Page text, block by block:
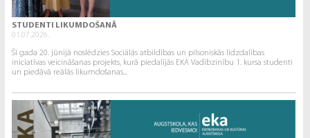
STUDENTI LIKUMDOŠANĀ
01.07.2026.
Šī gada 20. jūnijā noslēdzies Sociālās atbildības un pilsoniskās līdzdalības
iniciatīvas veicināšanas projekts, kurā piedalījās EKA Vadībzinību 1. kursa studenti
un piedāvā reālās likumdošanas...